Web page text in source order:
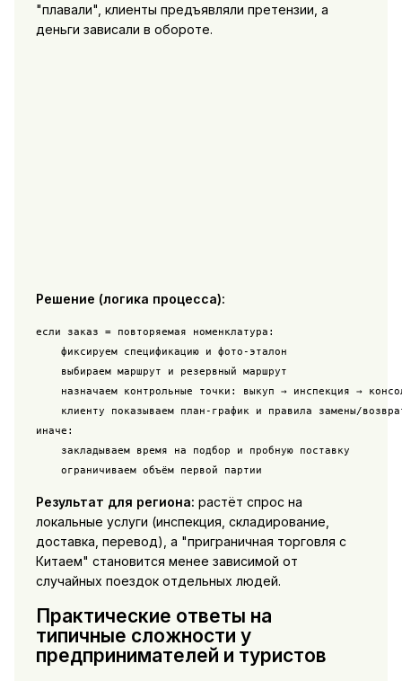
"плавали", клиенты предъявляли претензии, а
деньги зависали в обороте.
Решение (логика процесса):
если заказ = повторяемая номенклатура:
    фиксируем спецификацию и фото-эталон
    выбираем маршрут и резервный маршрут
назначаем контрольные точки: выкуп → инспекция →
клиенту показываем план-график и правила замены/
иначе:
    закладываем время на подбор и пробную поставку
    ограничиваем объём первой партии
Результат для региона: растёт спрос на
локальные услуги (инспекция, складирование,
доставка, перевод), а "приграничная торговля с
Китаем" становится менее зависимой от
случайных поездок отдельных людей.
Практические ответы на
типичные сложности у
предпринимателей и туристов